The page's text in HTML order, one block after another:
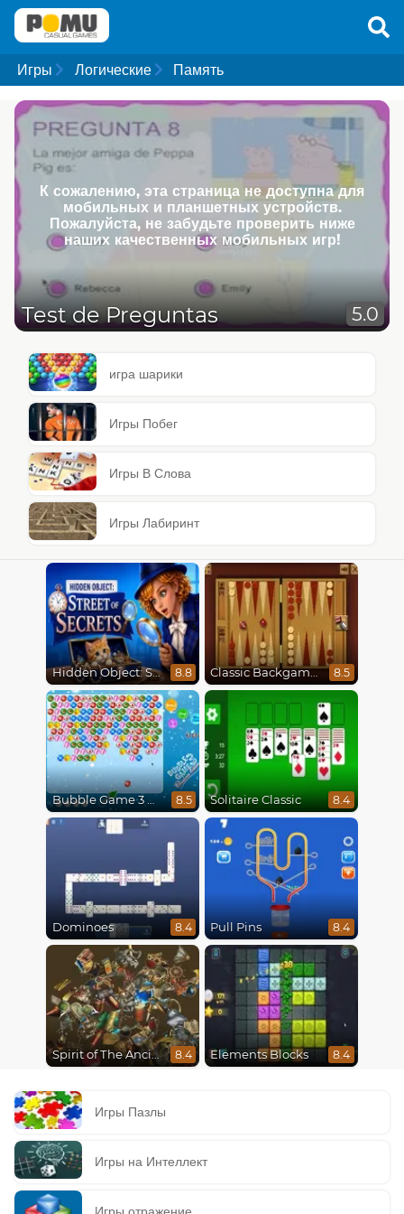
Игры Логические Память
К сожалению, эта страница не доступна для
мобильных и планшетных устройств.
Пожалуйста, не забудьте проверить ниже
наших качественных мобильных игр!
Test de Preguntas 5.0
игра шарики
Игры Побег
Игры В Слова
Игры Лабиринт
Hidden Object: Street Of Secrets 8.8 Classic Backgammon 8.5
Bubble Game 3 Christmas 8.5 Solitaire Classic 8.4
Dominoes 8.4 Pull Pins 8.4
Spirit of The Ancient Forest 8.4 Elements Blocks 8.4
Игры Пазлы
Игры на Интеллект